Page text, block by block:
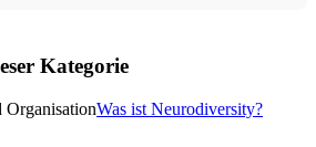
Kategorie
OrganisationWas ist Neurodiversity?